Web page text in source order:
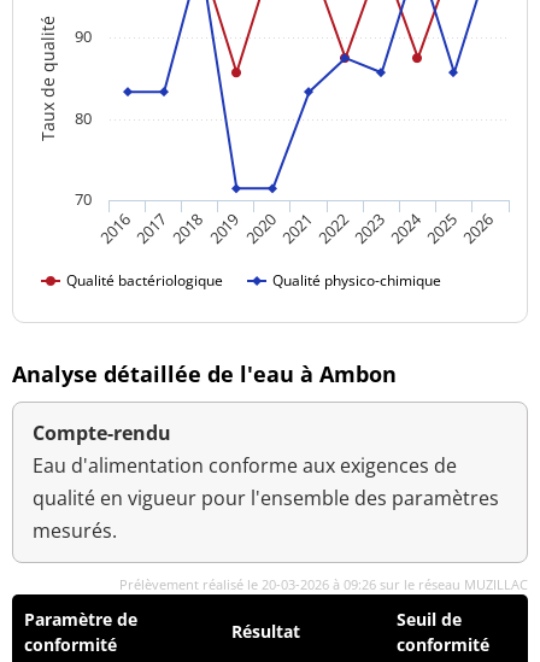
Taux de qualité
Qualité bactériologique Qualité physico-chimique
20162017 201820192020202120222023202420252026
70
80
90
Analyse détaillée de l'eau à Ambon
Compte-rendu
Eau d'alimentation conforme aux exigences de
qualité en vigueur pour l'ensemble des paramètres
mesurés.
Prélèvement réalisé le 20-03-2026 à 09:26 sur le réseau MUZILLAC
Paramètre de
conformité
Résultat
Seuil de
conformité